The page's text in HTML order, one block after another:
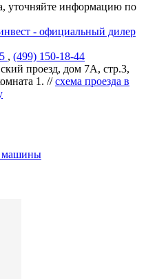
уточняйте информацию по
, (499) 150-18-44
проезд, дом 7А, стр.3,
1. //схема проезда в
машины